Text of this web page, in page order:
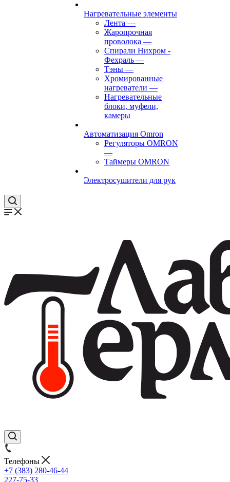
Нагревательные элементы
Лента —
Жаропрочная
проволока —
Спирали Нихром -
Фехраль —
Тэны —
Хромированные
нагреватели —
Нагревательные
блоки, муфели,
камеры
Автоматизация Omron
Регуляторы OMRON
—
Таймеры OMRON
Электросушители для рук
Телефоны
+7 (383) 280-46-44
227-75-33